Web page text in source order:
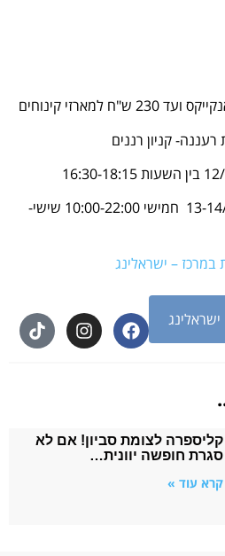
קניון רננים
פסטיבל הקינוחים – 13-14/02 חמישי 10:00-22:00 שישי-
במרכז – ישראלינג
קליספרה לצומת סביון! אם לא
סגרת חופשה יוונית…
קרא עוד »